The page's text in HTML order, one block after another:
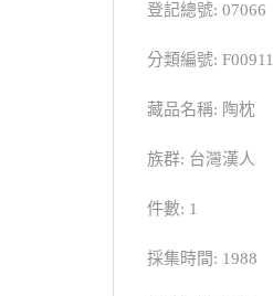
登記總號: 07066
分類編號: F00911
藏品名稱: 陶枕
族群: 台灣漢人
件數: 1
採集時間: 1988